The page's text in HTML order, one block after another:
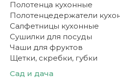
Полотенца кухонные
Полотенцедержатели
Салфетницы кухонные
Сушилки для посуды
Чаши для фруктов
Щетки, скребки, губки
Сад и дача